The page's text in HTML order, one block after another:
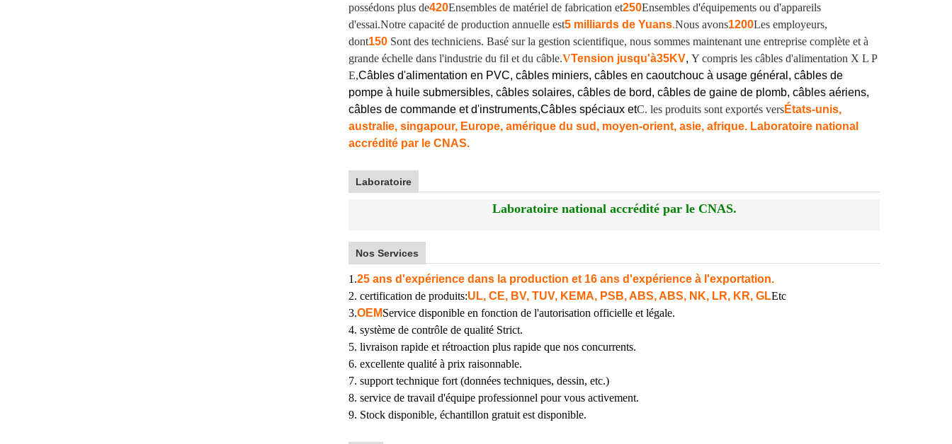
possédons plus de420Ensembles de matériel de fabrication et250Ensembles d'équipements ou d'appareils
d'essai.Notre capacité de production annuelle est5 milliards de Yuans.Nous avons1200Les employeurs,
dont150 Sont des techniciens. Basé sur la gestion scientifique, nous sommes maintenant une entreprise complète et à
grande échelle dans l'industrie du fil et du câble.VTension jusqu'à35KV, Y compris les câbles d'alimentation X L P
E,Câbles d'alimentation en PVC, câbles miniers, câbles en caoutchouc à usage général, câbles de
pompe à huile submersibles, câbles solaires, câbles de bord, câbles de gaine de plomb, câbles aériens,
câbles de commande et d'instruments,Câbles spéciaux etC. les produits sont exportés versÉtats-unis,
australie, singapour, Europe, amérique du sud, moyen-orient, asie, afrique. Laboratoire national
accrédité par le CNAS.
Laboratoire
Laboratoire national accrédité par le CNAS.
Nos Services
1.25 ans d'expérience dans la production et 16 ans d'expérience à l'exportation.
2. certification de produits:UL, CE, BV, TUV, KEMA, PSB, ABS, ABS, NK, LR, KR, GLEtc
3.OEMService disponible en fonction de l'autorisation officielle et légale.
4. système de contrôle de qualité Strict.
5. livraison rapide et rétroaction plus rapide que nos concurrents.
6. excellente qualité à prix raisonnable.
7. support technique fort (données techniques, dessin, etc.)
8. service de travail d'équipe professionnel pour vous activement.
9. Stock disponible, échantillon gratuit est disponible.